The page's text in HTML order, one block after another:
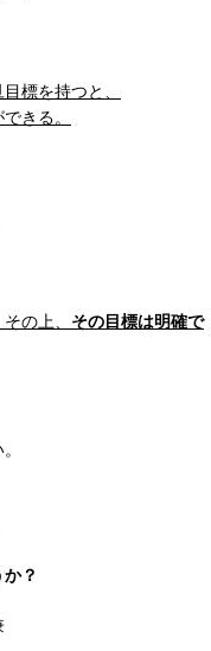
標を持つと、
きる。
その上、 その目標は明確で
？